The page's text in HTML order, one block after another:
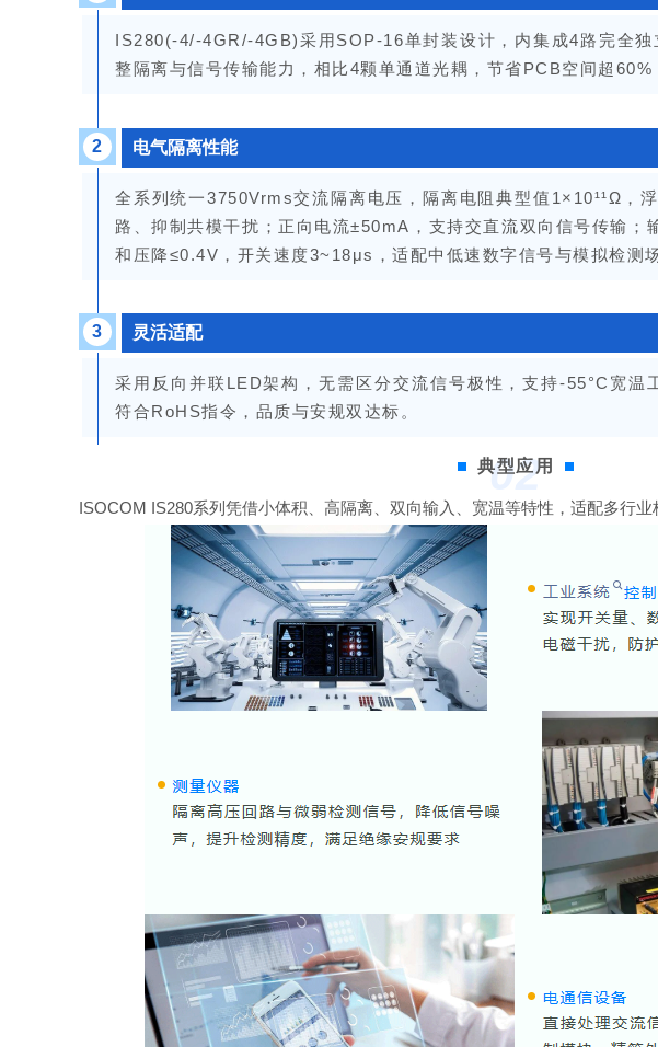
IS280(-4/-4GR/-4GB)采用SOP-16单封装设计，内集成4路完全独
整隔离与信号传输能力，相比4颗单通道光耦，节省PCB空间超60%
2 电气隔离性能
全系列统一3750Vrms交流隔离电压，隔离电阻典型值1×10¹¹Ω，
路、抑制共模干扰；正向电流±50mA，支持交直流双向信号传输；
和压降≤0.4V，开关速度3~18μs，适配中低速数字信号与模拟检测场
3 灵活适配
采用 反向并联LED架构，无需区分交流信号极性，支持-55°C宽温
符合RoHS指令，品质与安规双达标。
02
典型应用
ISOCOM IS280系列凭借小体积、高隔离、双向输入、宽温等特性，适配多行业